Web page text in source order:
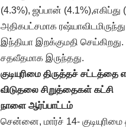
(4.3%), ஜப்பான்
அதிகபட்சமாக
இந்தியா இறக்குமதி
சதவீதமாக இருந்தது.
குடியுரிமை திருத்தச் சட்டத்தை
விடுதலை சிறுத்தைகள் கட்சி
நாளை ஆர்ப்பாட்டம்
சென்னை, மார்ச் 14-